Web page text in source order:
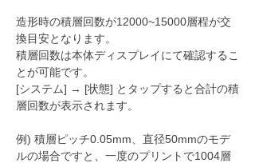
造形時の積層回数が12000~15000層程が交
換目安となります。
積層回数は本体ディスプレイにて確認するこ
とが可能です。
[システム] → [状態] とタップすると合計の積
層回数が表示されます。
例) 積層ピッチ0.05mm、直径50mmのモデ
ルの場合ですと、一度のプリントで1004層